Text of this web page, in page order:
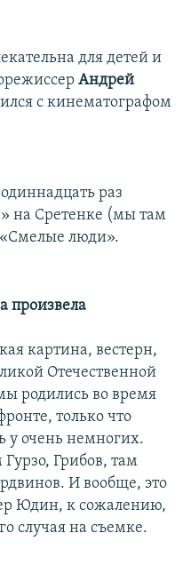
для детей и
Андрей
с кинематографом
раз
на Сретенке (мы там
люди».
произвела
картина, вестерн,
Отечественной
родились во время
только что
у очень немногих.
Грибов, там
И вообще, это
Юдин, к сожалению,
случая на съемке.